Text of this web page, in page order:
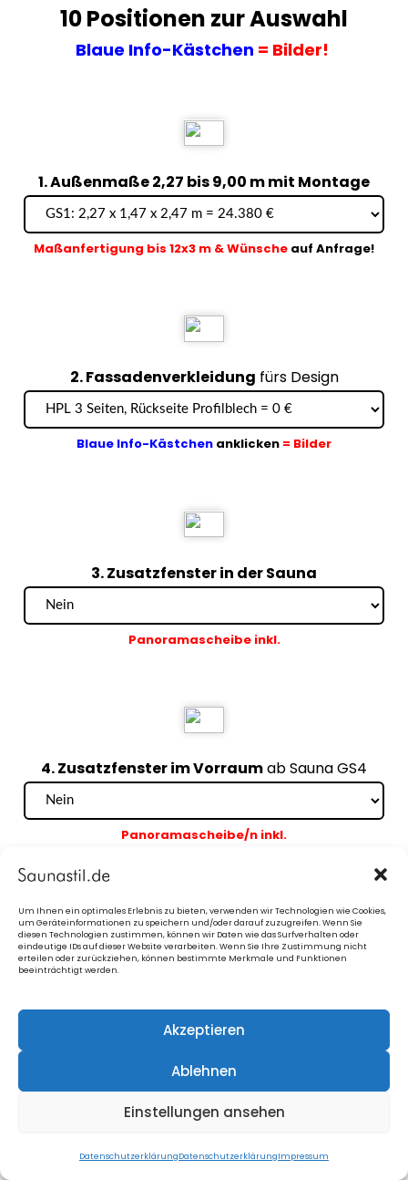
Um Ihnen ein optimales Erlebnis zu bieten, verwenden wir Technologien wie Cookies,
um Geräteinformationen zu speichern und/oder darauf zuzugreifen. Wenn Sie
diesen Technologien zustimmen, können wir Daten wie das Surfverhalten oder
eindeutige IDs auf dieser Website verarbeiten. Wenn Sie Ihre Zustimmung nicht
erteilen oder zurückziehen, können bestimmte Merkmale und Funktionen
beeinträchtigt werden.
Akzeptieren
Ablehnen
Einstellungen ansehen
DatenschutzerklärungDatenschutzerklärungImpressum
10 Positionen zur Auswahl
Blaue Info-Kästchen = Bilder!
1. Außenmaße 2,27 bis 9,00 m mit Montage
Maßanfertigung bis 12x3 m & Wünsche auf Anfrage!
2. Fassadenverkleidung fürs Design
Blaue Info-Kästchen anklicken = Bilder
3. Zusatzfenster in der Sauna
Panoramascheibe inkl.
4. Zusatzfenster im Vorraumab Sauna GS4
Panoramascheibe/n inkl.
5. Panoramafenstertransparent, getönt oder